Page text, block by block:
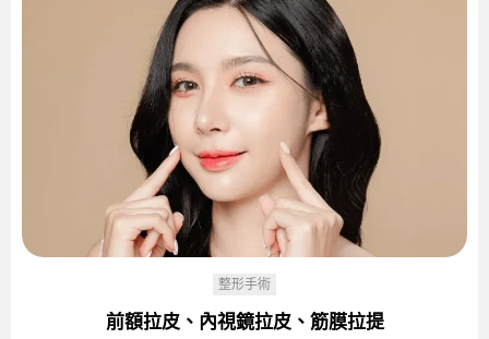
整形手術
前額拉皮、內視鏡拉皮、筋膜拉提